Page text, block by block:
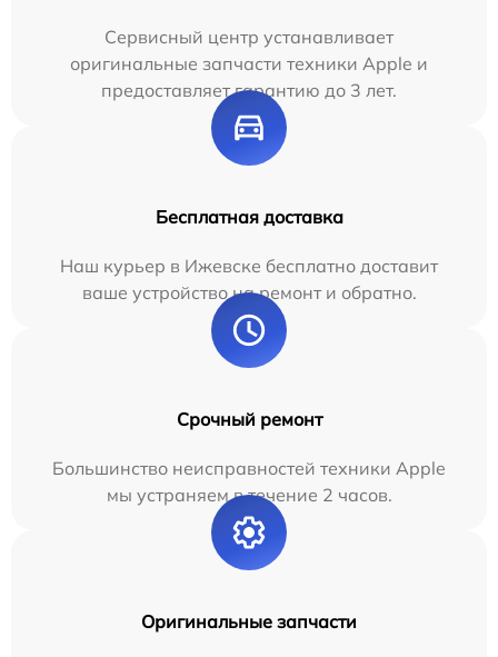
Сервисный центр устанавливает
оригинальные запчасти техники Apple и
предоставляет гарантию до 3 лет.
Бесплатная доставка
Наш курьер в Ижевске бесплатно доставит
ваше устройство на ремонт и обратно.
Срочный ремонт
Большинство неисправностей техники Apple
мы устраняем в течение 2 часов.
Оригинальные запчасти